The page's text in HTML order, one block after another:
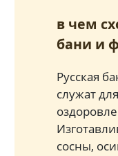
в чем
бани и
Русская
служат
сосны,